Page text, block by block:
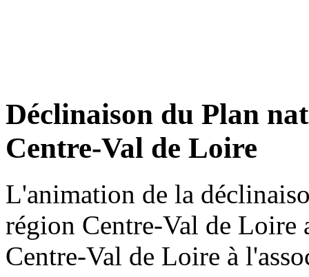
Déclinaison du Plan
Centre-Val de Loire
L'animation de la
région Centre-Val de
Centre-Val de Loire à